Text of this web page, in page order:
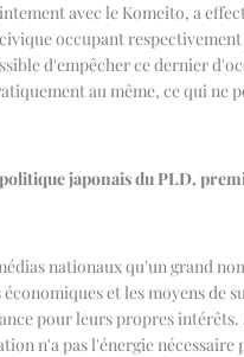
avec le Komeito, a
occupant
d'empêcher ce dernier
au même, ce qui ne
japonais du PLD,
nationaux qu'un grand
et les moyens de
pour leurs propres
n'a pas l'énergie